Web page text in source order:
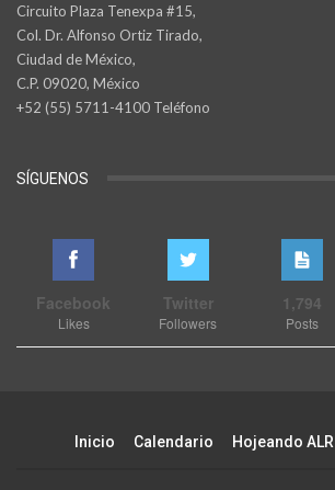
Circuito Plaza Tenexpa #15,
Col. Dr. Alfonso Ortiz Tirado,
Ciudad de México,
C.P. 09020, México
+52 (55) 5711-4100 Teléfono
SÍGUENOS
Facebook
Likes
Twitter
Followers
1,794
Posts
Inicio Calendario Hojeando ALR